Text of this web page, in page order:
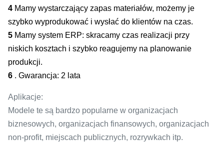
4 Mamy wystarczający zapas materiałów, możemy je
szybko wyprodukować i wysłać do klientów na czas.
5 Mamy system ERP: skracamy czas realizacji przy
niskich kosztach i szybko reagujemy na planowanie
produkcji.
6 . Gwarancja: 2 lata
Aplikacje:
Modele te są bardzo popularne w organizacjach
biznesowych, organizacjach finansowych, organizacjach
non-profit, miejscach publicznych, rozrywkach itp.